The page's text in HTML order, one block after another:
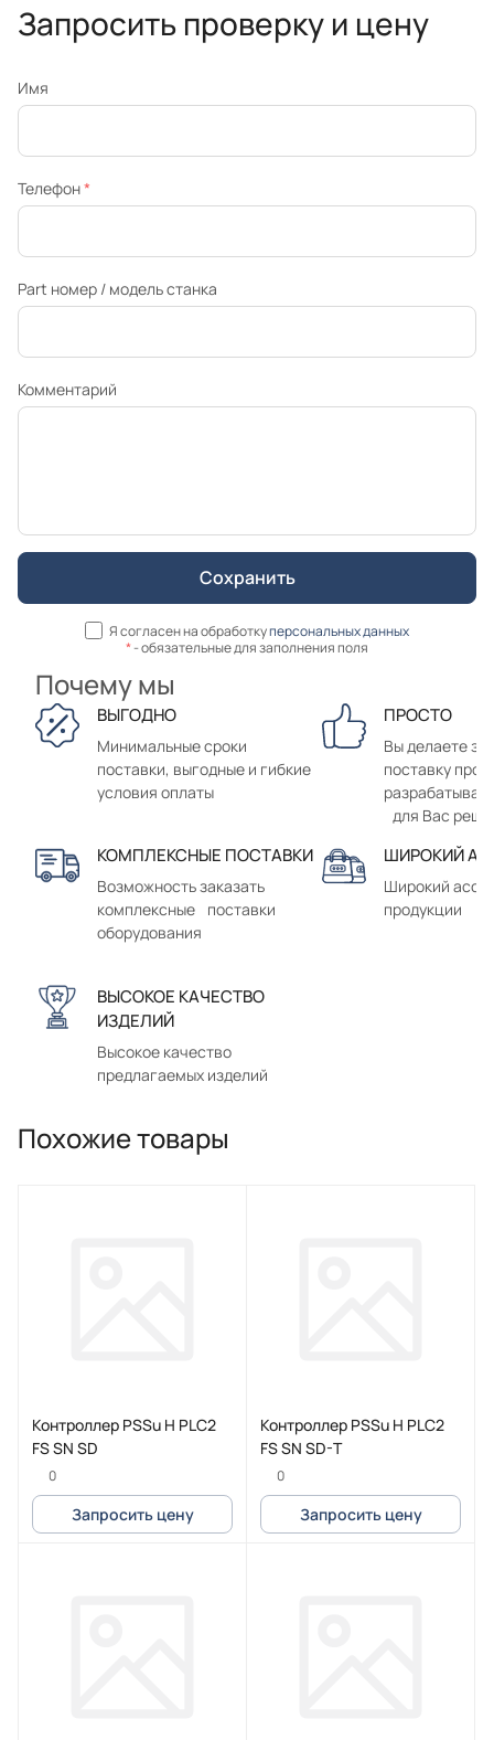
Запросить проверку и цену
Имя
Телефон*
Part номер / модель станка
Комментарий
Я согласен на обработкуперсональных данных
*- обязательные для заполнения поля
Почему мы
ВЫГОДНО
Минимальные сроки
поставки, выгодные и гибкие
условия оплаты
ПРОСТО
Вы делаете
поставку
для Вас
КОМПЛЕКСНЫЕ ПОСТАВКИ
Возможность заказать
комплексные поставки
оборудования
ШИРОКИЙ
Широкий
продукции
ВЫСОКОЕ КАЧЕСТВО
ИЗДЕЛИЙ
Высокое качество
предлагаемых изделий
Похожие товары
Контроллер PSSu H PLC2
FS SN SD
0
Запросить цену
Контроллер PSSu H PLC2
FS SN SD-T
0
Запросить цену